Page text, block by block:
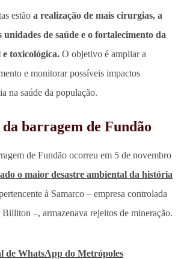
estão a realização de mais cirurgias, a
unidades de saúde e o fortalecimento da
toxicológica. O objetivo é ampliar a
e monitorar possíveis impactos
na saúde da população.
barragem de Fundão
de Fundão ocorreu em 5 de novembro
o maior desastre ambiental da história
à Samarco – empresa controlada
–, armazenava rejeitos de mineração.
de WhatsApp do Metrópoles